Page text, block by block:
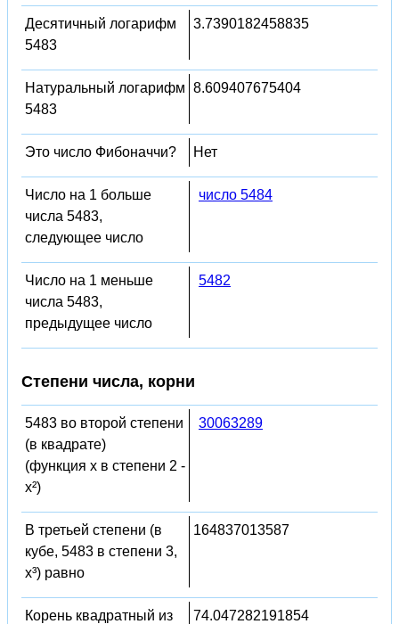
Десятичный логарифм
5483
3.7390182458835
Натуральный логарифм
5483
8.609407675404
Это число Фибоначчи? Нет
Число на 1 больше
числа 5483,
следующее число
число 5484
Число на 1 меньше
числа 5483,
предыдущее число
5482
Степени числа, корни
5483 во второй степени
(в квадрате)
(функция x в степени 2 -
x²)
30063289
В третьей степени (в
кубе, 5483 в степени 3,
x³) равно
164837013587
Корень квадратный из
74.047282191854